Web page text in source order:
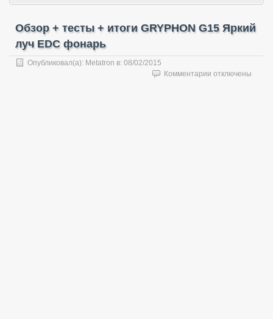
Обзор + тесты + итоги GRYPHON G15 Яркий
луч EDC фонарь
Опубликовал(а): Metatron в: 08/02/2015
Комментарии котключены